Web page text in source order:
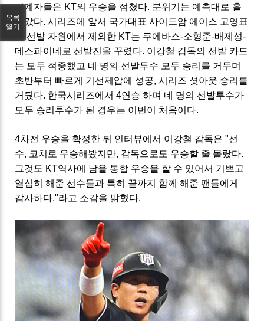
관계자들은 KT의 우승을 점쳤다. 분위기는 예측대로 흘
러갔다. 시리즈에 앞서 국가대표 사이드암 에이스 고영표
를 선발 자원에서 제외한 KT는 쿠에바스-소형준-배제성-
데스파이네로 선발진을 꾸렸다. 이강철 감독의 선발 카드
는 모두 적중했고 네 명의 선발투수 모두 승리를 거두며
초반부터 빠르게 기선제압에 성공, 시리즈 셧아웃 승리를
거뒀다. 한국시리즈에서 4연승 하며 네 명의 선발투수가
모두 승리투수가 된 경우는 이번이 처음이다.
4차전 우승을 확정한 뒤 인터뷰에서 이강철 감독은 "선
수, 코치로 우승해봤지만, 감독으로도 우승할 줄 몰랐다.
그것도 KT역사에 남을 통합 우승을 할 수 있어서 기쁘고
열심히 해준 선수들과 특히 끝까지 함께 해준 팬들에게
감사하다."라고 소감을 밝혔다.
목록
열기